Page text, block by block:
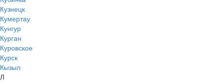
Кузнецк
Кумертау
Кунгур
Курган
Куровское
Курск
Кызыл
Л